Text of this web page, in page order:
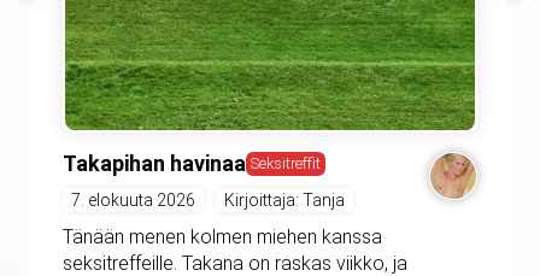
Takapihan havinaa Seksitreffit
7. elokuuta 2026 Kirjoittaja: Tanja
Tänään menen kolmen miehen kanssa
seksitreffeille. Takana on raskas viikko, ja